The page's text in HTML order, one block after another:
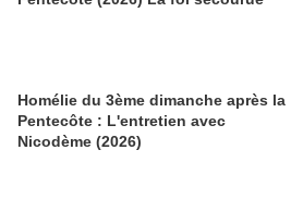
Homélie du 3ème dimanche après la
Pentecôte : L'entretien avec
Nicodème (2026)